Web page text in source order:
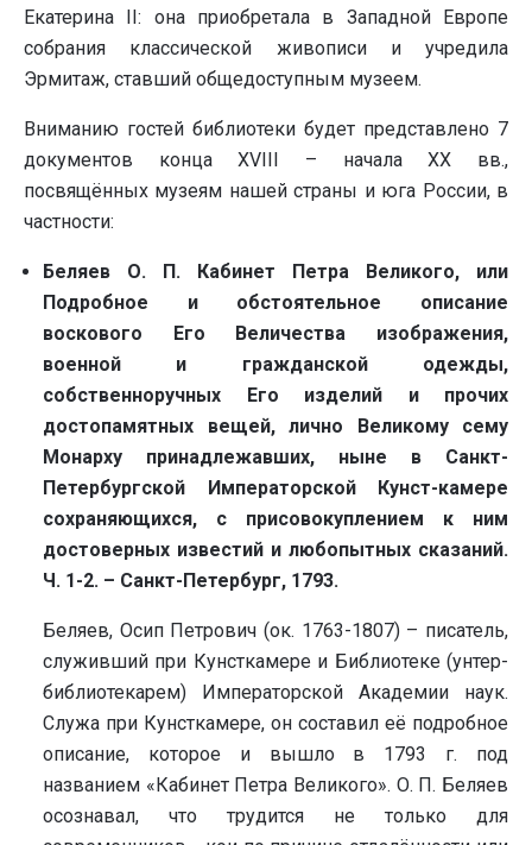
Екатерина II: она приобретала в Западной Европе
собрания классической живописи и учредила
Эрмитаж, ставший общедоступным музеем.
Вниманию гостей библиотеки будет представлено 7
документов конца XVIII – начала XX вв.,
посвящённых музеям нашей страны и юга России, в
частности:
Беляев О. П. Кабинет Петра Великого, или
Подробное и обстоятельное описание
воскового Его Величества изображения,
военной и гражданской одежды,
собственноручных Его изделий и прочих
достопамятных вещей, лично Великому сему
Монарху принадлежавших, ныне в Санкт-
Петербургской Императорской Кунст-камере
сохраняющихся, с присовокуплением к ним
достоверных известий и любопытных сказаний.
Ч. 1-2. – Санкт-Петербург, 1793.
Беляев, Осип Петрович (ок. 1763-1807) – писатель,
служивший при Кунсткамере и Библиотеке (унтер-
библиотекарем) Императорской Академии наук.
Служа при Кунсткамере, он составил её подробное
описание, которое и вышло в 1793 г. под
названием «Кабинет Петра Великого». О. П. Беляев
осознавал, что трудится не только для